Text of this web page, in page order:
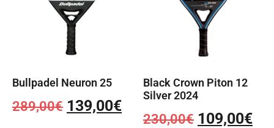
Bullpadel Neuron 25
289,00€ 139,00€
Black Crown Piton 12
Silver 2024
230,00€ 109,00€